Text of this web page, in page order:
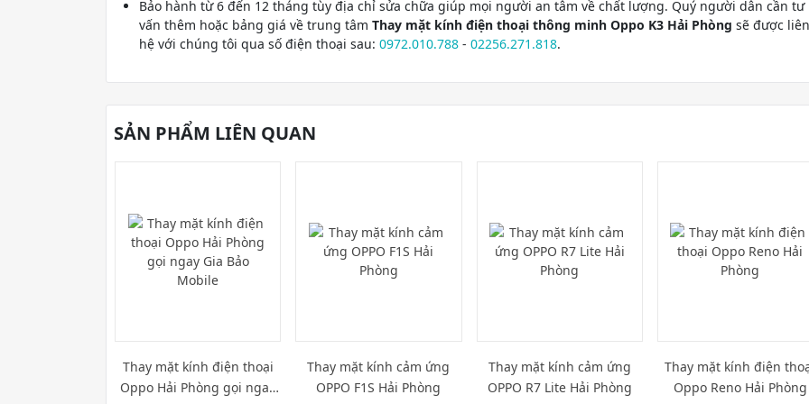
Bảo hành từ 6 đến 12 tháng tùy địa chỉ sửa chữa giúp mọi người an tâm về chất lượng. Quý người dân cần tư
vấn thêm hoặc bảng giá về trung tâm Thay mặt kính điện thoại thông minh Oppo K3 Hải Phòng sẽ được liên
hệ với chúng tôi qua số điện thoại sau: 0972.010.788 - 02256.271.818.
SẢN PHẨM LIÊN QUAN
Thay mặt kính điện thoại
Oppo Hải Phòng gọi ngay
Thay mặt kính cảm ứng
OPPO F1S Hải Phòng
Thay mặt kính cảm ứng
OPPO R7 Lite Hải Phòng
Thay mặt kính điện
Oppo Reno Hải Phòng